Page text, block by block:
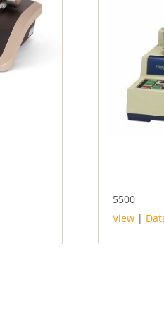
5500
View |